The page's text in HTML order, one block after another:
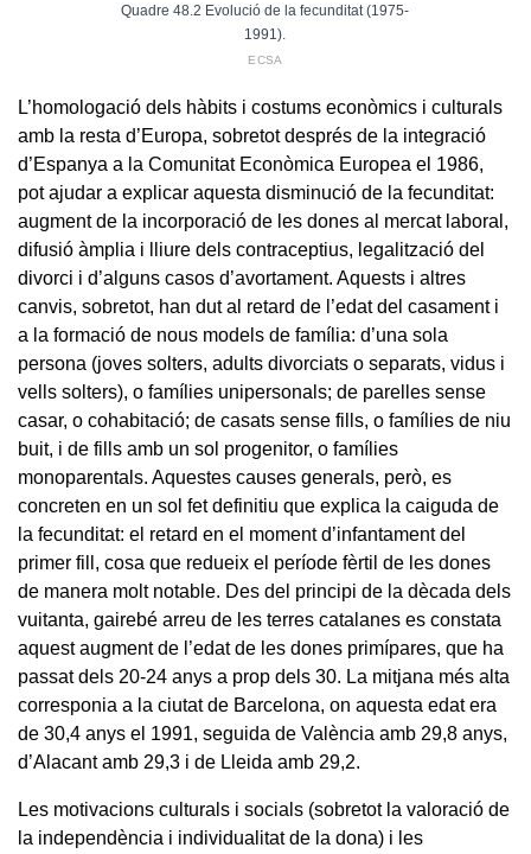
Quadre 48.2 Evolució de la fecunditat (1975-
1991).
ECSA
L’homologació dels hàbits i costums econòmics i culturals
amb la resta d’Europa, sobretot després de la integració
d’Espanya a la Comunitat Econòmica Europea el 1986,
pot ajudar a explicar aquesta disminució de la fecunditat:
augment de la incorporació de les dones al mercat laboral,
difusió àmplia i lliure dels contraceptius, legalització del
divorci i d’alguns casos d’avortament. Aquests i altres
canvis, sobretot, han dut al retard de l’edat del casament i
a la formació de nous models de família: d’una sola
persona (joves solters, adults divorciats o separats, vidus i
vells solters), o famílies unipersonals; de parelles sense
casar, o cohabitació; de casats sense fills, o famílies de niu
buit, i de fills amb un sol progenitor, o famílies
monoparentals. Aquestes causes generals, però, es
concreten en un sol fet definitiu que explica la caiguda de
la fecunditat: el retard en el moment d’infantament del
primer fill, cosa que redueix el període fèrtil de les dones
de manera molt notable. Des del principi de la dècada dels
vuitanta, gairebé arreu de les terres catalanes es constata
aquest augment de l’edat de les dones primípares, que ha
passat dels 20-24 anys a prop dels 30. La mitjana més alta
corresponia a la ciutat de Barcelona, on aquesta edat era
de 30,4 anys el 1991, seguida de València amb 29,8 anys,
d’Alacant amb 29,3 i de Lleida amb 29,2.
Les motivacions culturals i socials (sobretot la valoració de
la independència i individualitat de la dona) i les